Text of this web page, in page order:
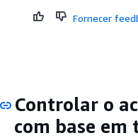
Fornecer
Controlar o
com base em